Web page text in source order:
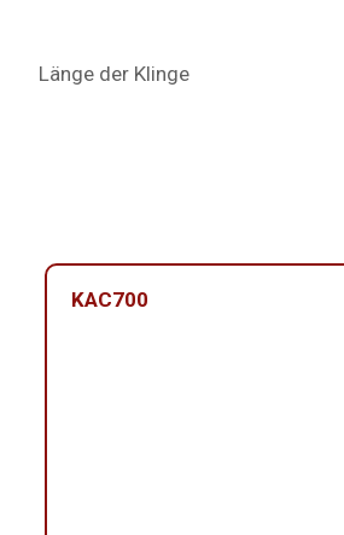
Länge der Klinge
KAC700